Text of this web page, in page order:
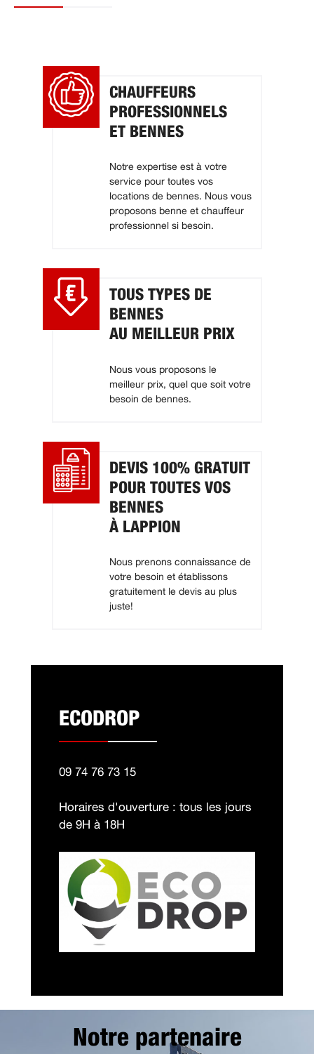
CHAUFFEURS
PROFESSIONNELS
ET BENNES
Notre expertise est à votre
service pour toutes vos
locations de bennes. Nous vous
proposons benne et chauffeur
professionnel si besoin.
TOUS TYPES DE
BENNES
AU MEILLEUR PRIX
Nous vous proposons le
meilleur prix, quel que soit votre
besoin de bennes.
DEVIS 100% GRATUIT
POUR TOUTES VOS
BENNES
À LAPPION
Nous prenons connaissance de
votre besoin et établissons
gratuitement le devis au plus
juste!
ECODROP
09 74 76 73 15
Horaires d'ouverture : tous les jours
de 9H à 18H
Notre partenaire